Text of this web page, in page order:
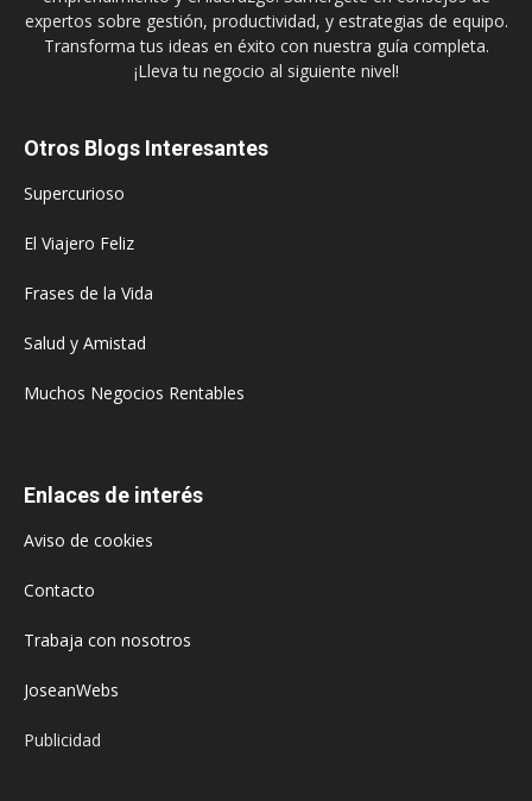
expertos sobre gestión, productividad, y estrategias de equipo.
Transforma tus ideas en éxito con nuestra guía completa.
¡Lleva tu negocio al siguiente nivel!
Otros Blogs Interesantes
Supercurioso
El Viajero Feliz
Frases de la Vida
Salud y Amistad
Muchos Negocios Rentables
Enlaces de interés
Aviso de cookies
Contacto
Trabaja con nosotros
JoseanWebs
Publicidad